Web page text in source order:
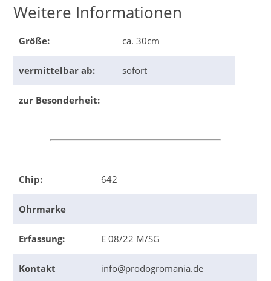
Weitere Informationen
Größe: ca. 30cm
vermittelbar ab: sofort
zur Besonderheit:
Chip: 642
Ohrmarke
Erfassung: E 08/22 M/SG
Kontakt info@prodogromania.de